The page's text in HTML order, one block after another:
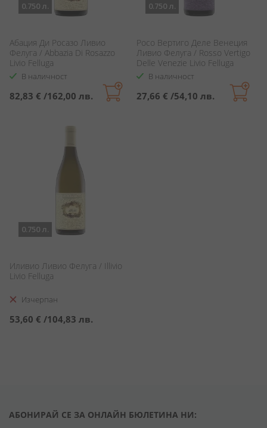
0.750 л.
Абация Ди Росазо Ливио
Фелуга / Abbazia Di Rosazzo
Livio Felluga
В наличност
82,83 € /162,00 лв.
0.750 л.
Росо Вертиго Деле Венеция
Ливио Фелуга / Rosso Vertigo
Delle Venezie Livio Felluga
В наличност
27,66 € /54,10 лв.
0.750 л.
Иливио Ливио Фелуга / Illivio
Livio Felluga
Изчерпан
53,60 € /104,83 лв.
АБОНИРАЙ СЕ ЗА ОНЛАЙН БЮЛЕТИНА НИ: